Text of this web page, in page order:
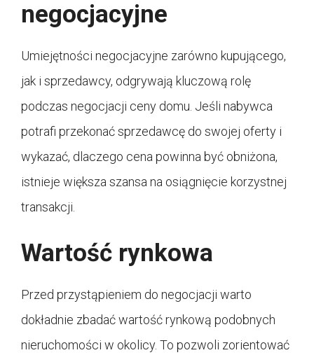
negocjacyjne
Umiejętności negocjacyjne zarówno kupującego,
jak i sprzedawcy, odgrywają kluczową rolę
podczas negocjacji ceny domu. Jeśli nabywca
potrafi przekonać sprzedawcę do swojej oferty i
wykazać, dlaczego cena powinna być obniżona,
istnieje większa szansa na osiągnięcie korzystnej
transakcji.
Wartość rynkowa
Przed przystąpieniem do negocjacji warto
dokładnie zbadać wartość rynkową podobnych
nieruchomości w okolicy. To pozwoli zorientować